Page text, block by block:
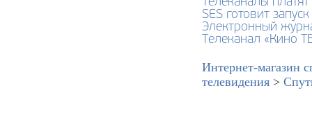
SES готовит
Электронный
Телеканал «Кино
Интернет-магазин
телевидения >